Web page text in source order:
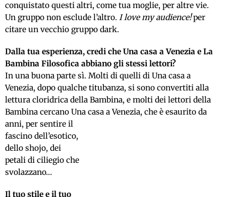
conquistato questi altri, come tua moglie, per altre vie.
Un gruppo non esclude l’altro. I love my audience!per
citare un vecchio gruppo dark.
Dalla tua esperienza, credi che Una casa a Venezia e La
Bambina Filosofica abbiano gli stessi lettori?
In una buona parte sì. Molti di quelli di Una casa a
Venezia, dopo qualche titubanza, si sono convertiti alla
lettura cloridrica della Bambina, e molti dei lettori della
Bambina cercano Una casa a Venezia, che è esaurito da
anni, per sentire il
fascino dell’esotico,
dello shojo, dei
petali di ciliegio che
svolazzano…
Il tuo stile e il tuo